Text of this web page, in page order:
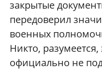
закрытые
передоверил
военных
Никто, разумеется,
официально не